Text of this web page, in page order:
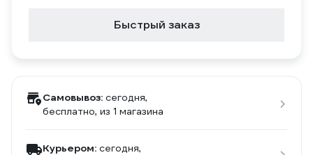
Быстрый заказ
Самовывоз: сегодня,
бесплатно, из 1 магазина
Курьером: сегодня,